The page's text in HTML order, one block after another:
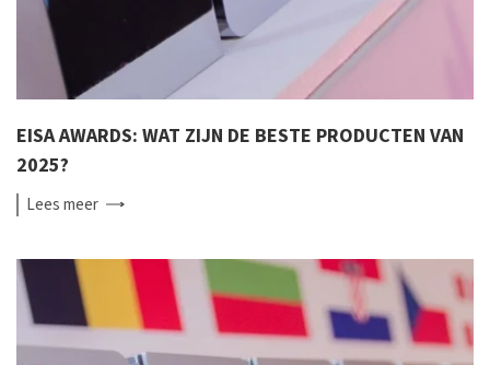
EISA AWARDS: WAT ZIJN DE BESTE PRODUCTEN VAN
2025?
Leesmeer